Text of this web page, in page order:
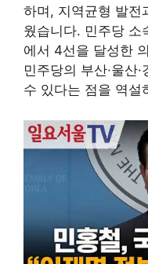
하며, 지역균형 발전
웠습니다. 민주당 소
에서 4선을 달성한
민주당의 부산·울산
수 있다는 점을 역설